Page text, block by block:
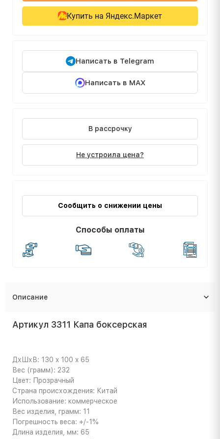
Купить на Яндекс.Маркет
Написать в Telegram
Написать в MAX
В рассрочку
Не устроила цена?
Сообщить о снижении цены
Способы оплаты
Описание
Артикул 3311 Капа боксерская
ДхШхВ: 130 x 100 x 65
Вес (грамм): 232
Цвет: Прозрачный
Страна происхождения: Китай
Использование: коммерческое
Вес изделия, грамм: 11
Погрешность веса: +/-1%
Длина изделия, мм: 65